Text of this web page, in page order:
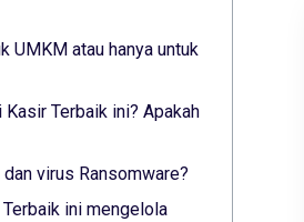
UMKM atau hanya untuk
Terbaik ini? Apakah
virus Ransomware?
ini mengelola